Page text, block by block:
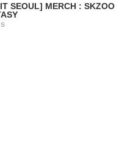
SEOUL] MERCH : SKZOO